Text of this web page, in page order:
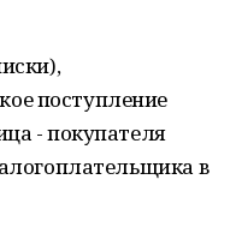
поступление
- покупателя
в